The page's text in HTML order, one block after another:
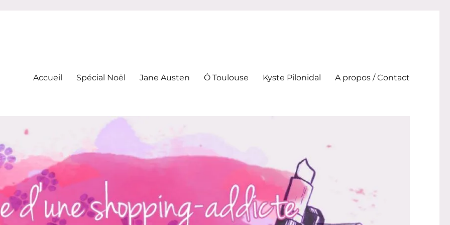
Accueil Spécial Noël Jane Austen Ô Toulouse Kyste Pilonidal A propos / Contact